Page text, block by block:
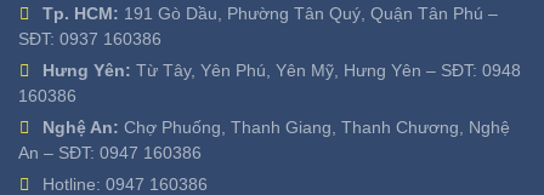
Tp. HCM: 191 Gò Dầu, Phường Tân Quý, Quận Tân Phú –
SĐT: 0937 160386
Hưng Yên: Từ Tây, Yên Phú, Yên Mỹ, Hưng Yên – SĐT: 0948
160386
Nghệ An: Chợ Phuống, Thanh Giang, Thanh Chương, Nghệ
An – SĐT: 0947 160386
Hotline: 0947 160386